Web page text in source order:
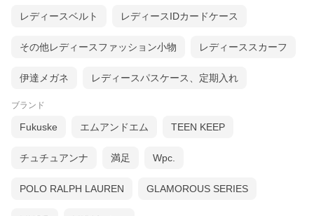
レディースベルト レディースIDカードケース
その他レディースファッション小物 レディーススカーフ
伊達メガネ レディースパスケース、定期入れ
ブランド
Fukuske エムアンドエム TEEN KEEP
チュチュアンナ 満足 Wpc.
POLO RALPH LAUREN GLAMOROUS SERIES